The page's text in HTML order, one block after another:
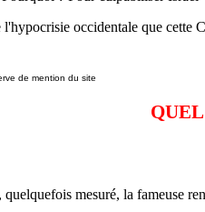
occidentale que cette
de mention du site
mesuré, la fameuse